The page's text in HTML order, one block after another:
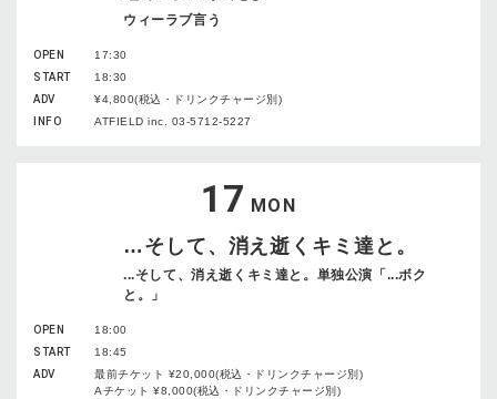
ウィーラブ言う
OPEN
17:30
START
18:30
ADV
¥4,800(税込・ドリンクチャージ別)
INFO
ATFIELD inc. 03-5712-5227
17 MON
…そして、消え逝くキミ達と。
...そして、消え逝くキミ達と。単独公演「...ボク
と。」
OPEN
18:00
START
18:45
ADV
最前チケット ¥20,000(税込・ドリンクチャージ別)
Aチケット ¥8,000(税込・ドリンクチャージ別)